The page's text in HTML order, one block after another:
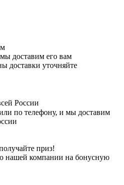
доставим его вам
доставки уточняйте
России
по телефону, и мы доставим
приз!
нашей компании на бонусную